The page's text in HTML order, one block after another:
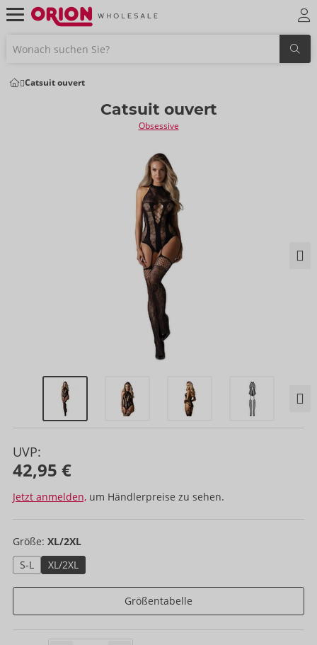
Catsuit ouvert
Catsuit ouvert
Obsessive
UVP:
42,95 €
Jetzt anmelden, um Händlerpreise zu sehen.
Größe: XL/2XL
S-L
XL/2XL
Größentabelle